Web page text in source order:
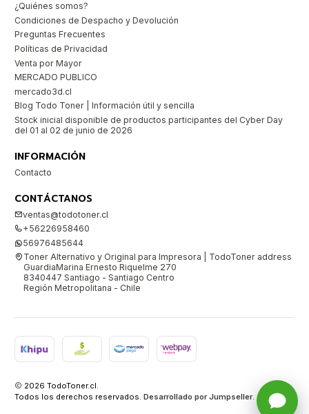
¿Quiénes somos?
Condiciones de Despacho y Devolución
Preguntas Frecuentes
Políticas de Privacidad
Venta por Mayor
MERCADO PUBLICO
mercado3d.cl
Blog Todo Toner | Información útil y sencilla
Stock inicial disponible de productos participantes del Cyber Day
del 01 al 02 de junio de 2026
INFORMACIÓN
Contacto
CONTÁCTANOS
ventas@todotoner.cl
+56226958460
56976485644
Toner Alternativo y Original para Impresora | TodoToner address
GuardiaMarina Ernesto Riquelme 270
8340447 Santiago - Santiago Centro
Región Metropolitana - Chile
2026 TodoToner.cl.
Todos los derechos reservados. Desarrollado por Jumpseller.